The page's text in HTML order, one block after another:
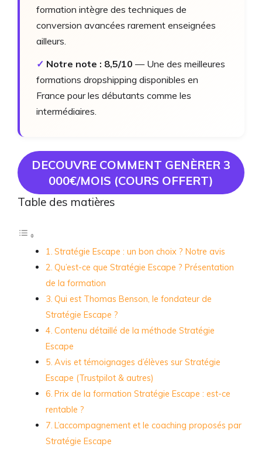
formation intègre des techniques de
conversion avancées rarement enseignées
ailleurs.
✓ Notre note : 8,5/10 — Une des meilleures
formations dropshipping disponibles en
France pour les débutants comme les
intermédiaires.
DECOUVRE COMMENT GENÈRER 3
000€/MOIS (COURS OFFERT)
Table des matières
Stratégie Escape : un bon choix ? Notre avis
Qu’est-ce que Stratégie Escape ? Présentation
de la formation
Qui est Thomas Benson, le fondateur de
Stratégie Escape ?
Contenu détaillé de la méthode Stratégie
Escape
Avis et témoignages d’élèves sur Stratégie
Escape (Trustpilot & autres)
Prix de la formation Stratégie Escape : est-ce
rentable ?
L’accompagnement et le coaching proposés par
Stratégie Escape